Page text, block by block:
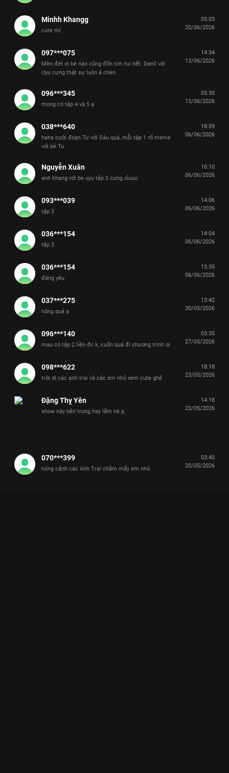
Minhh Khangg
cute thí
05:03
20/06/2026
097***075
Mèn đét ơi bé nào cũng đốn tim tui hết. Danil với
Uyu cưng thật sự luôn á chèn.
14:34
13/06/2026
096***345
mong có tập 4 và 5 ạ
05:30
13/06/2026
038***640
haha cười đoạn Tư với Sáu quá, mỗi tập 1 rổ meme
với bé Tư
18:09
06/06/2026
Nguyễn Xuân
anh khang với be uyu tập 2 cưng xỉuuu
16:10
06/06/2026
093***039
tập 3
14:06
06/06/2026
036***154
tập 3
14:04
06/06/2026
036***154
đáng yêu
13:35
06/06/2026
037***275
hóng quá ạ
13:42
30/05/2026
096***140
mau có tập 2 liền đc k, cuốn quá đi chương trình ơi
03:35
27/05/2026
098***622
trời ơi các anh trai và các em nhỏ xem cute ghê
18:18
23/05/2026
Đặng Thỵ Yên
show này bên trung hay lắm nè p,
14:18
23/05/2026
070***399
hóng cảnh các Anh Trai chăm mấy em nhỏ
03:40
20/05/2026